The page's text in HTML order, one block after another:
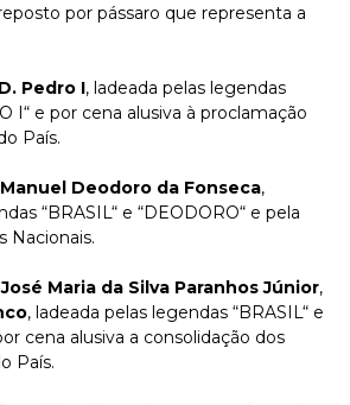
por pássaro que representa a
D. Pedro I, ladeada pelas legendas
I“ e por cena alusiva à proclamação
País.
Manuel Deodoro da Fonseca,
“BRASIL“ e “DEODORO“ e pela
Nacionais.
José Maria da Silva Paranhos Júnior,
, ladeada pelas legendas “BRASIL“ e
cena alusiva a consolidação dos
País.